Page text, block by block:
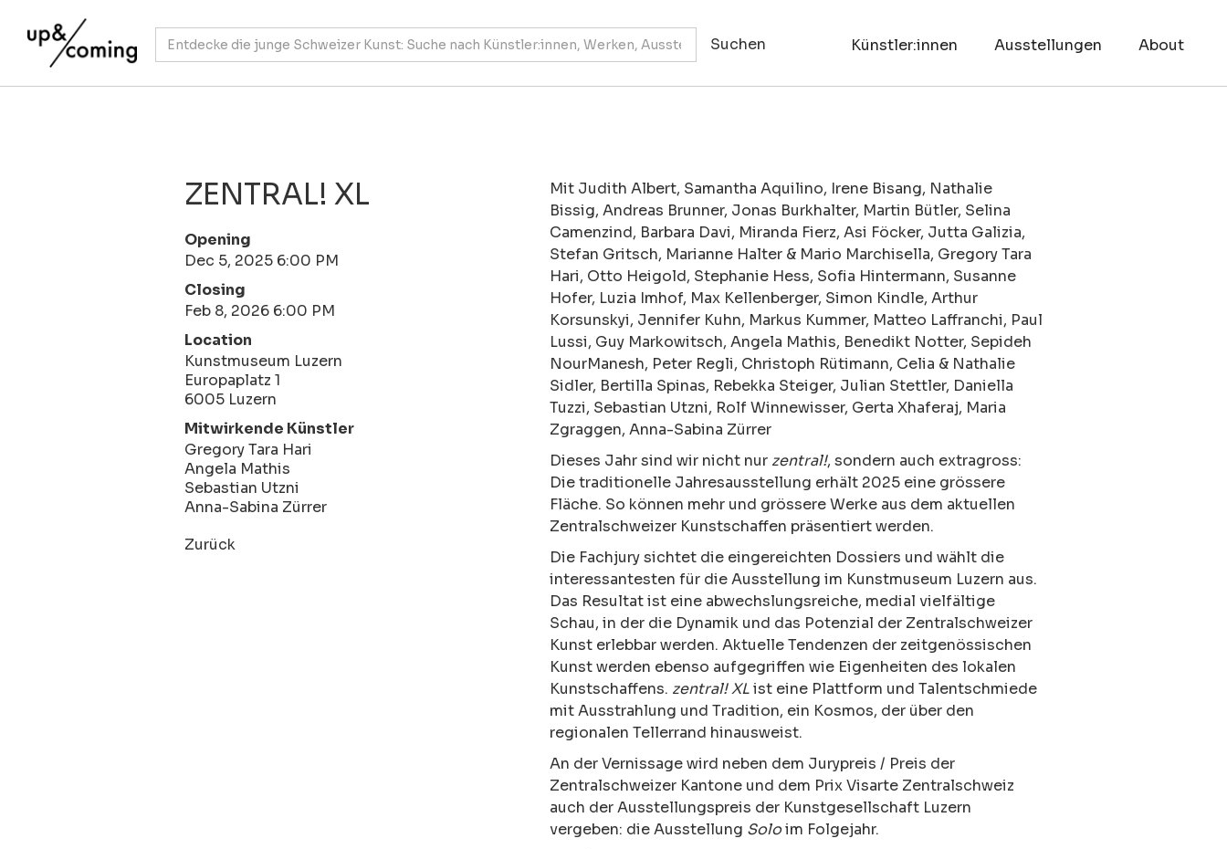
Künstler:innen Ausstellungen About
ZENTRAL! XL
Opening
Dec 5, 2025 6:00 PM
Closing
Feb 8, 2026 6:00 PM
Location
Kunstmuseum Luzern
Europaplatz 1
6005 Luzern
Mitwirkende Künstler
Gregory Tara Hari
Angela Mathis
Sebastian Utzni
Anna-Sabina Zürrer
Zurück
Mit Judith Albert, Samantha Aquilino, Irene Bisang, Nathalie
Bissig, Andreas Brunner, Jonas Burkhalter, Martin Bütler, Selina
Camenzind, Barbara Davi, Miranda Fierz, Asi Föcker, Jutta Galizia,
Stefan Gritsch, Marianne Halter & Mario Marchisella, Gregory Tara
Hari, Otto Heigold, Stephanie Hess, Sofia Hintermann, Susanne
Hofer, Luzia Imhof, Max Kellenberger, Simon Kindle, Arthur
Korsunskyi, Jennifer Kuhn, Markus Kummer, Matteo Laffranchi, Paul
Lussi, Guy Markowitsch, Angela Mathis, Benedikt Notter, Sepideh
NourManesh, Peter Regli, Christoph Rütimann, Celia & Nathalie
Sidler, Bertilla Spinas, Rebekka Steiger, Julian Stettler, Daniella
Tuzzi, Sebastian Utzni, Rolf Winnewisser, Gerta Xhaferaj, Maria
Zgraggen, Anna-Sabina Zürrer
Dieses Jahr sind wir nicht nur zentral!, sondern auch extragross:
Die traditionelle Jahresausstellung erhält 2025 eine grössere
Fläche. So können mehr und grössere Werke aus dem aktuellen
Zentralschweizer Kunstschaffen präsentiert werden.
Die Fachjury sichtet die eingereichten Dossiers und wählt die
interessantesten für die Ausstellung im Kunstmuseum Luzern aus.
Das Resultat ist eine abwechslungsreiche, medial vielfältige
Schau, in der die Dynamik und das Potenzial der Zentralschweizer
Kunst erlebbar werden. Aktuelle Tendenzen der zeitgenössischen
Kunst werden ebenso aufgegriffen wie Eigenheiten des lokalen
Kunstschaffens. zentral! XList eine Plattform und Talentschmiede
mit Ausstrahlung und Tradition, ein Kosmos, der über den
regionalen Tellerrand hinausweist.
An der Vernissage wird neben dem Jurypreis / Preis der
Zentralschweizer Kantone und dem Prix Visarte Zentralschweiz
auch der Ausstellungspreis der Kunstgesellschaft Luzern
vergeben: die Ausstellung Soloim Folgejahr.